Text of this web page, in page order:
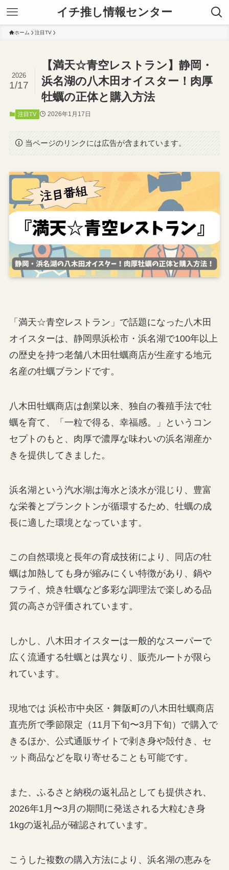
イチ推し情報センター
ホーム 注目TV
【満天☆青空レストラン】静岡・
浜名湖の八木田オイスター！肉厚
牡蠣の正体と購入方法
2026
1/17
注目TV 2026年1月17日
当ページのリンクには広告が含まれています。
「満天☆青空レストラン」で話題になった八木田
オイスターは、静岡県浜松市・浜名湖で100年以上
の歴史を持つ老舗八木田牡蠣商店が生産する地元
名産の牡蠣ブランドです。
八木田牡蠣商店は創業以来、独自の養殖手法で牡
蠣を育て、「一粒で得る、幸福感。」というコン
セプトのもと、肉厚で濃厚な味わいの浜名湖産か
きを提供してきました。
浜名湖という汽水湖は海水と淡水が混じり、豊富
な栄養とプランクトンが循環するため、牡蠣の成
長に適した環境となっています。
この自然環境と長年の育成技術により、同店の牡
蠣は加熱しても身が縮みにくい特徴があり、鍋や
フライ、焼き牡蠣など多彩な調理法で楽しめる品
質の高さが評価されています。
しかし、八木田オイスターは一般的なスーパーで
広く流通する牡蠣とは異なり、販売ルートが限ら
れています。
現地では 浜松市中央区・舞阪町の八木田牡蠣商店
直売所で季節限定（11月下旬〜3月下旬）で購入で
きるほか、公式通販サイトで剥き身や殻付き、セ
ット商品などを取り寄せることも可能です。
また、ふるさと納税の返礼品としても提供され、
2026年1月〜3月の期間に発送される大粒むき身
1kgの返礼品が確認されています。
こうした複数の購入方法により、浜名湖の恵みを